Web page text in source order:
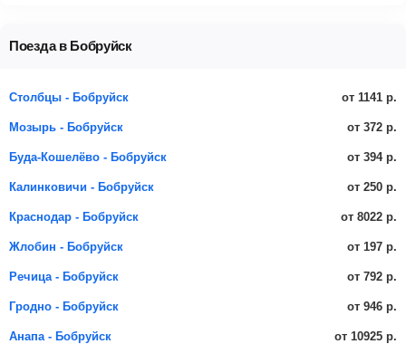
Поезда в Бобруйск
Столбцы - Бобруйск от 1141 р.
Мозырь - Бобруйск от 372 р.
Буда-Кошелёво - Бобруйск от 394 р.
Калинковичи - Бобруйск от 250 р.
Краснодар - Бобруйск от 8022 р.
Жлобин - Бобруйск от 197 р.
Речица - Бобруйск от 792 р.
Гродно - Бобруйск от 946 р.
Анапа - Бобруйск от 10925 р.